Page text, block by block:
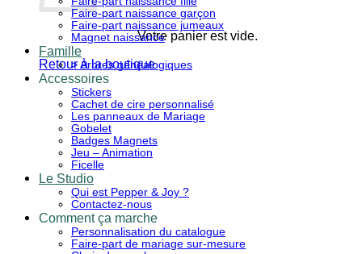
Votre panier est vide.
Retour à la boutique
Faire-part naissance garçon
Faire-part naissance jumeaux
Magnet naissance
Famille
> Arbres généalogiques
Accessoires
Stickers
Cachet de cire personnalisé
Les panneaux de Mariage
Gobelet
Badges Magnets
Jeu – Animation
Ficelle
Le Studio
Qui est Pepper & Joy ?
Contactez-nous
Comment ça marche
Personnalisation du catalogue
Faire-part de mariage sur-mesure